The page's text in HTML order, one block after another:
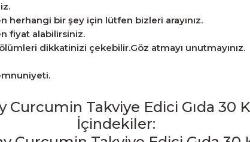
bir şey için lütfen bizleri arayınız.
fiyat alabilirsiniz.
dikkatinizi çekebilir.Göz atmayı unutmayınız.
Curcumin Takviye Edici Gıda 30
İçindekiler: